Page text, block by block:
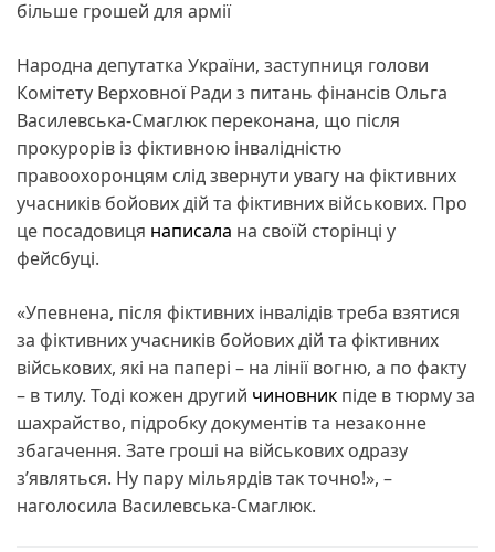
більше грошей для армії
Народна депутатка України, заступниця голови
Комітету Верховної Ради з питань фінансів Ольга
Василевська-Смаглюк переконана, що після
прокурорів із фіктивною інвалідністю
правоохоронцям слід звернути увагу на фіктивних
учасників бойових дій та фіктивних військових. Про
це посадовиця написала на своїй сторінці у
фейсбуці.
«Упевнена, після фіктивних інвалідів треба взятися
за фіктивних учасників бойових дій та фіктивних
військових, які на папері – на лінії вогню, а по факту
– в тилу. Тоді кожен другий чиновник піде в тюрму за
шахрайство, підробку документів та незаконне
збагачення. Зате гроші на військових одразу
зʼявляться. Ну пару мільярдів так точно!», –
наголосила Василевська-Смаглюк.